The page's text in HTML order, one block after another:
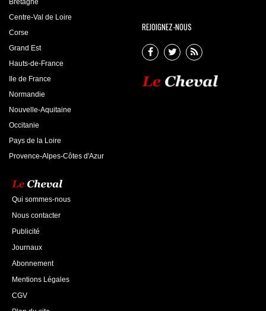
Centre-Val de Loire
Corse
Grand Est
Hauts-de-France
Ile de France
Normandie
Nouvelle-Aquitaine
Occitanie
Pays de la Loire
Provence-Alpes-Côtes d'Azur
REJOIGNEZ-NOUS
Qui sommes-nous
Nous contacter
Publicité
Journaux
Abonnement
Mentions Légales
CGV